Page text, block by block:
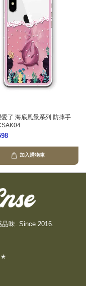
愛了 海底風景系列 防摔手
加入購物車
味. Since 2016.